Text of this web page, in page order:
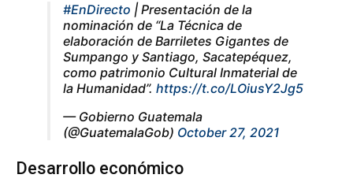
#EnDirecto | Presentación de la
nominación de “La Técnica de
elaboración de Barriletes Gigantes de
Sumpango y Santiago, Sacatepéquez,
como patrimonio Cultural Inmaterial de
la Humanidad”. https://t.co/LOiusY2Jg5
— Gobierno Guatemala
(@GuatemalaGob) October 27, 2021
Desarrollo económico